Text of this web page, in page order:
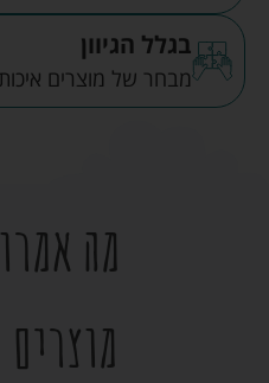
בגלל הגיוון
מבחר של מוצרים
מה